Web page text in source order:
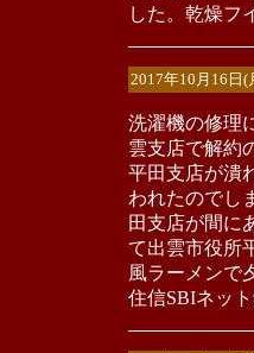
した。乾燥フ
2017年10月16日(
洗濯機の修理
雲支店で解約
平田支店が潰
われたのでし
田支店が間に
て出雲市役所
風ラーメンで
住信SBIネッ